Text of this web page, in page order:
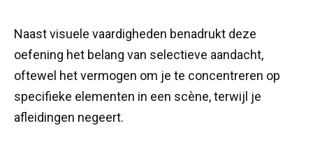
Naast visuele vaardigheden benadrukt deze
oefening het belang van selectieve aandacht,
oftewel het vermogen om je te concentreren op
specifieke elementen in een scène, terwijl je
afleidingen negeert.